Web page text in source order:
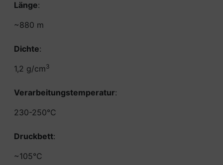
Länge:
~880 m
Dichte:
1,2 g/cm3
Verarbeitungstemperatur:
230-250°C
Druckbett:
~105°C